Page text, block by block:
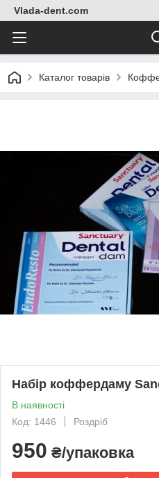
Vlada-dent.com
Каталог товарів
Набір коффердаму
В наявності
Код: 1446
Роздріб
950 ₴/упаковка